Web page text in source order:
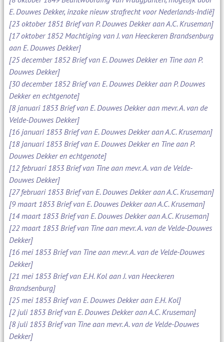
E. Douwes Dekker, inzake nieuw strafrecht voor Nederlands-Indië]
[23 oktober 1851 Brief van P. Douwes Dekker aan A.C. Kruseman]
[17 oktober 1852 Machtiging van J. van Heeckeren Brandsenburg
aan E. Douwes Dekker]
[25 december 1852 Brief van E. Douwes Dekker en Tine aan P.
Douwes Dekker]
[30 december 1852 Brief van E. Douwes Dekker aan P. Douwes
Dekker en echtgenote]
[8 januari 1853 Brief van E. Douwes Dekker aan mevr. A. van de
Velde-Douwes Dekker]
[16 januari 1853 Brief van E. Douwes Dekker aan A.C. Kruseman]
[18 januari 1853 Brief van E. Douwes Dekker en Tine aan P.
Douwes Dekker en echtgenote]
[12 februari 1853 Brief van Tine aan mevr. A. van de Velde-
Douwes Dekker]
[27 februari 1853 Brief van E. Douwes Dekker aan A.C. Kruseman]
[9 maart 1853 Brief van E. Douwes Dekker aan A.C. Kruseman]
[14 maart 1853 Brief van E. Douwes Dekker aan A.C. Kruseman]
[22 maart 1853 Brief van Tine aan mevr. A. van de Velde-Douwes
Dekker]
[16 mei 1853 Brief van Tine aan mevr. A. van de Velde-Douwes
Dekker]
[21 mei 1853 Brief van E.H. Kol aan J. van Heeckeren
Brandsenburg]
[25 mei 1853 Brief van E. Douwes Dekker aan E.H. Kol]
[2 juli 1853 Brief van E. Douwes Dekker aan A.C. Kruseman]
[8 juli 1853 Brief van Tine aan mevr. A. van de Velde-Douwes
Dekker]